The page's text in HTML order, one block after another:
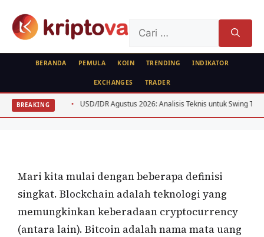
untuk:
BERANDA PEMULA KOIN TRENDING INDIKATOR
EXCHANGES TRADER
BREAKINGUSD/IDR Agustus 2026: Analisis Teknis untuk Swing Trader
KRIPTO FEATURED
Cryptocurrency Dan Blockchain
Mari kita mulai dengan beberapa definisi
singkat. Blockchain adalah teknologi yang
memungkinkan keberadaan cryptocurrency
(antara lain). Bitcoin adalah nama mata uang